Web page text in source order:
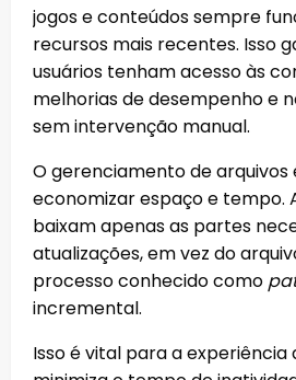
jogos e conteúdos sempre
recursos mais recentes. Isso
usuários tenham acesso às
melhorias de desempenho e
sem intervenção manual.
O gerenciamento de
economizar espaço e tempo.
baixam apenas as partes
atualizações, em vez do
processo conhecido como
incremental.
Isso é vital para a experiência